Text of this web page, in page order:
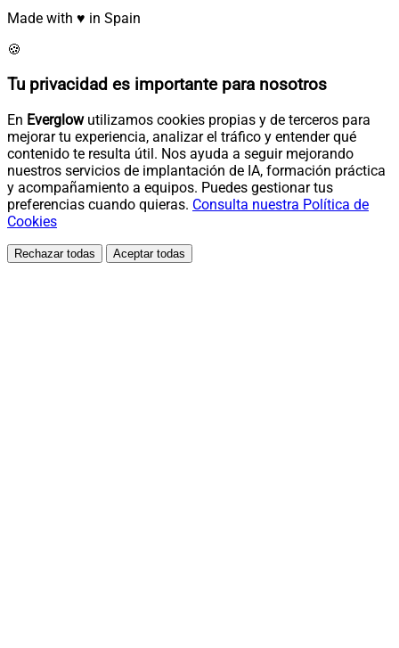
Made with ♥ in Spain
🍪
Tu privacidad es importante para nosotros
En Everglowutilizamos cookies propias y de terceros para
mejorar tu experiencia, analizar el tráfico y entender qué
contenido te resulta útil. Nos ayuda a seguir mejorando
nuestros servicios de implantación de IA, formación práctica
y acompañamiento a equipos. Puedes gestionar tus
preferencias cuando quieras. Consulta nuestra Política de
Cookies
Rechazar todas Aceptar todas